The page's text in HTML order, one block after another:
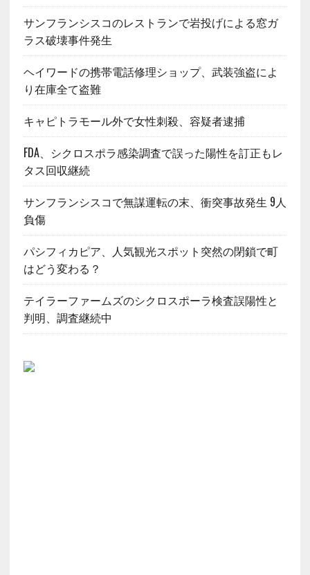
サンフランシスコのレストランで岩投げによる窓ガ
ラス破壊事件発生
ヘイワードの携帯電話修理ショップ、武装強盗によ
り在庫全て盗難
キャピトラモール外で女性刺殺、容疑者逮捕
FDA、シクロスポラ感染調査で誤った陽性を訂正もレ
タス回収継続
サンフランシスコで無謀運転の末、衝突事故発生 9人
負傷
パシフィカピア、人気観光スポット突然の閉鎖で町
はどう変わる？
テイラーファームズのシクロスポーラ検査誤陽性と
判明、調査継続中